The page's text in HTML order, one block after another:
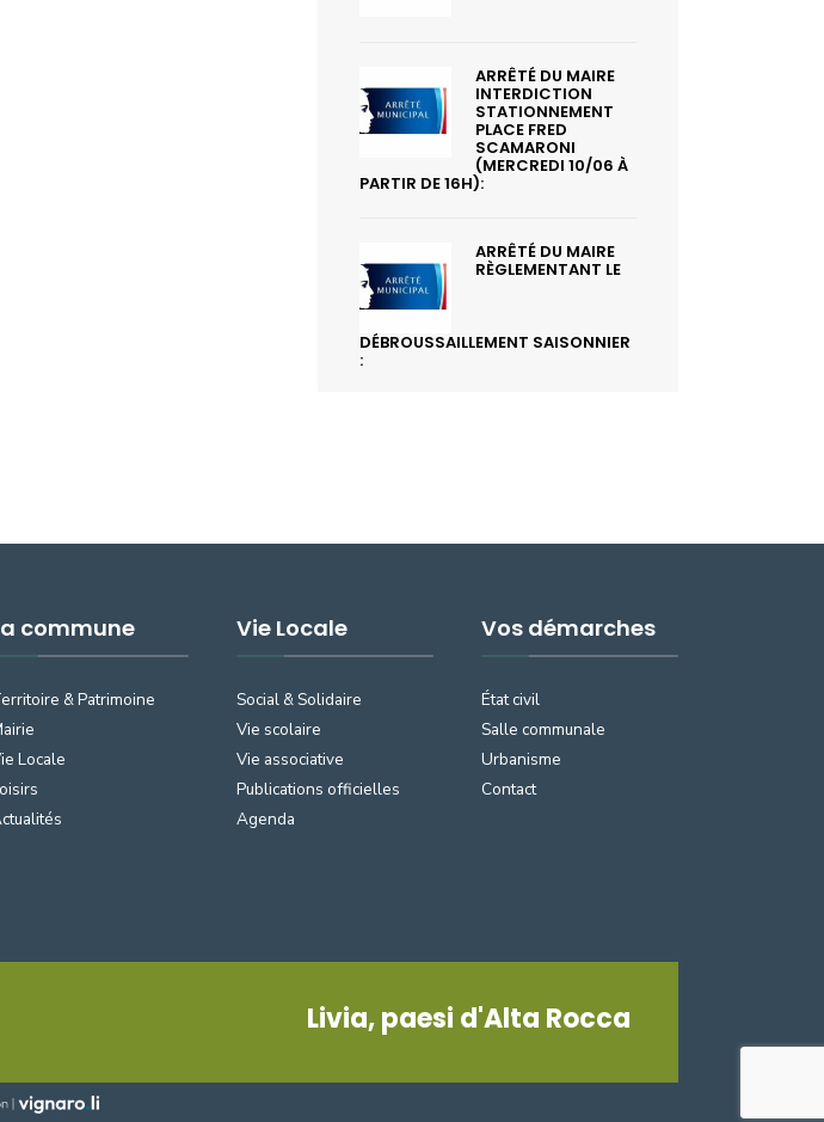
ARRÊTÉ DU MAIRE
INTERDICTION
STATIONNEMENT
PLACE FRED
SCAMARONI
(MERCREDI 10/06 À
PARTIR DE 16H):
ARRÊTÉ DU MAIRE
RÈGLEMENTANT LE
DÉBROUSSAILLEMENT SAISONNIER
:
commune
& Patrimoine
Locale
Vie Locale
Social & Solidaire
Vie scolaire
Vie associative
Publications officielles
Agenda
Vos démarches
État civil
Salle communale
Urbanisme
Contact
Livia, paesi d'Alta Rocca